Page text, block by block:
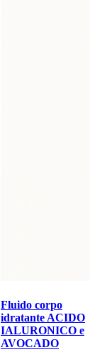
Fluido corpo
idratante ACIDO
IALURONICO e
AVOCADO